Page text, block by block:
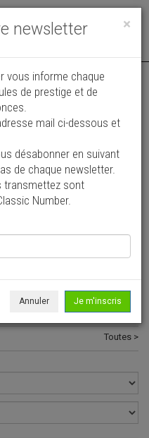
Toggle
vues par
collectionneurs
203 >
Toutes >
×
newsletter
vous informe chaque
de prestige et de
mail ci-dessous et
désabonner en suivant
de chaque newsletter.
transmettez sont
Number.
Annuler Je m'inscris